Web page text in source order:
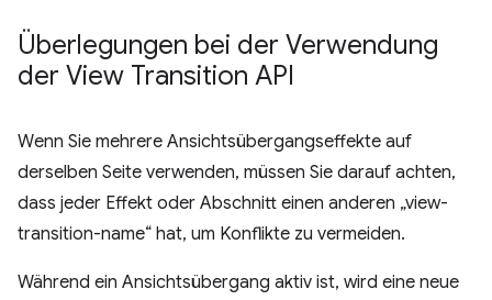
Überlegungen bei der Verwendung
der View Transition API
Wenn Sie mehrere Ansichtsübergangseffekte auf
derselben Seite verwenden, müssen Sie darauf achten,
dass jeder Effekt oder Abschnitt einen anderen „view-
transition-name“ hat, um Konflikte zu vermeiden.
Während ein Ansichtsübergang aktiv ist, wird eine neue